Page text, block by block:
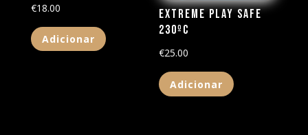
€18.00
Adicionar
Extreme Play Safe
230ºc
€25.00
Adicionar